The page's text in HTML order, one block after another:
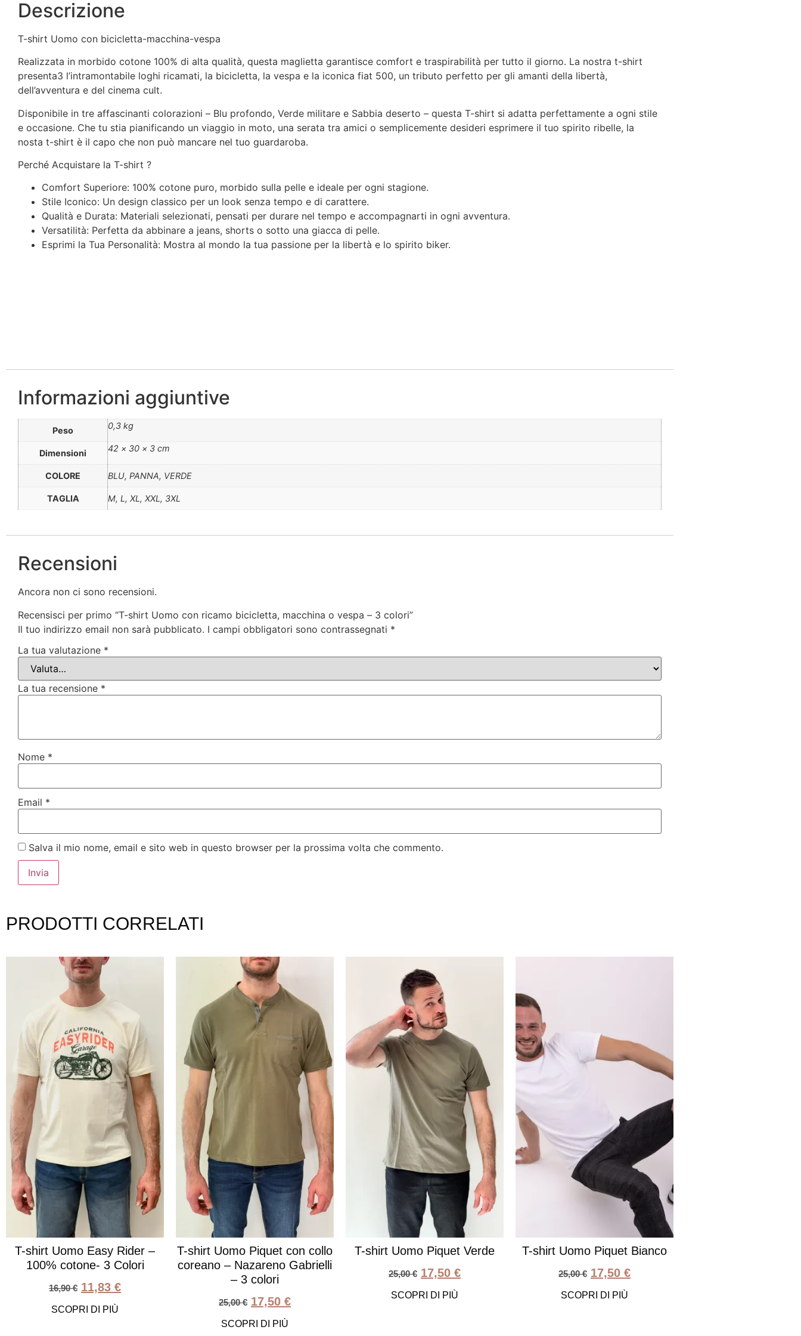
Descrizione
T-shirt Uomo con bicicletta-macchina-vespa
Realizzata in morbido cotone 100% di alta qualità, questa maglietta garantisce comfort e traspirabilità per tutto il giorno. La nostra t-shirt
presenta3 l’intramontabile loghi ricamati, la bicicletta, la vespa e la iconica fiat 500, un tributo perfetto per gli amanti della libertà,
dell’avventura e del cinema cult.
Disponibile in tre affascinanti colorazioni – Blu profondo, Verde militare e Sabbia deserto – questa T-shirt si adatta perfettamente a ogni stile
e occasione. Che tu stia pianificando un viaggio in moto, una serata tra amici o semplicemente desideri esprimere il tuo spirito ribelle, la
nosta t-shirt è il capo che non può mancare nel tuo guardaroba.
Perché Acquistare la T-shirt ?
Comfort Superiore: 100% cotone puro, morbido sulla pelle e ideale per ogni stagione.
Stile Iconico: Un design classico per un look senza tempo e di carattere.
Qualità e Durata: Materiali selezionati, pensati per durare nel tempo e accompagnarti in ogni avventura.
Versatilità: Perfetta da abbinare a jeans, shorts o sotto una giacca di pelle.
Esprimi la Tua Personalità: Mostra al mondo la tua passione per la libertà e lo spirito biker.
Informazioni aggiuntive
Peso 0,3 kg
Dimensioni 42 × 30 × 3 cm
COLORE BLU, PANNA, VERDE
TAGLIA M, L, XL, XXL, 3XL
Recensioni
Ancora non ci sono recensioni.
Recensisci per primo “T-shirt Uomo con ricamo bicicletta, macchina o vespa – 3 colori”
Il tuo indirizzo email non sarà pubblicato. I campi obbligatori sono contrassegnati *
La tua valutazione *
La tua recensione *
Nome *
Email *
Salva il mio nome, email e sito web in questo browser per la prossima volta che commento.
PRODOTTI CORRELATI
T-shirt Uomo Easy Rider –
100% cotone- 3 Colori
16,90€ 11,83 €
SCOPRI DI PIÙ
T-shirt Uomo Piquet con collo
coreano – Nazareno Gabrielli
– 3 colori
25,00€ 17,50 €
SCOPRI DI PIÙ
T-shirt Uomo Piquet Verde
25,00€ 17,50 €
SCOPRI DI PIÙ
T-shirt Uomo Piquet Bianco
25,00€ 17,50 €
SCOPRI DI PIÙ